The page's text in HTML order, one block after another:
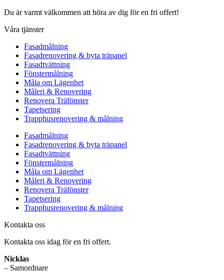
Du är varmt välkommen att höra av dig för en fri offert!
Våra tjänster
Fasadmålning
Fasadrenovering & byta träpanel
Fasadtvättning
Fönstermålning
Måla om Lägenhet
Måleri & Renovering
Renovera Träfönster
Tapetsering
Trapphusrenovering & målning
Fasadmålning
Fasadrenovering & byta träpanel
Fasadtvättning
Fönstermålning
Måla om Lägenhet
Måleri & Renovering
Renovera Träfönster
Tapetsering
Trapphusrenovering & målning
Kontakta oss
Kontakta oss idag för en fri offert.
Nicklas
– Samordnare